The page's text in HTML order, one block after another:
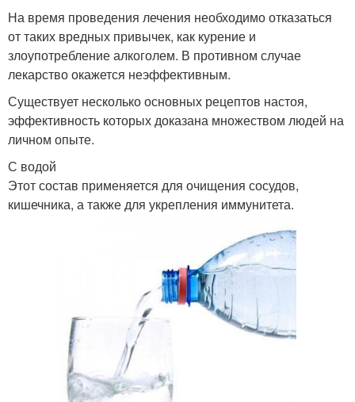
На время проведения лечения необходимо отказаться
от таких вредных привычек, как курение и
злоупотребление алкоголем. В противном случае
лекарство окажется неэффективным.
Существует несколько основных рецептов настоя,
эффективность которых доказана множеством людей на
личном опыте.
С водой
Этот состав применяется для очищения сосудов,
кишечника, а также для укрепления иммунитета.